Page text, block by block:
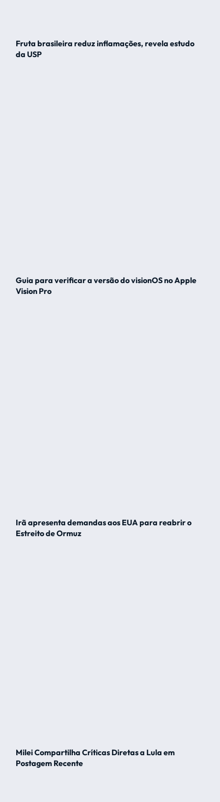
Fruta brasileira reduz inflamações, revela estudo
da USP
Guia para verificar a versão do visionOS no Apple
Vision Pro
Irã apresenta demandas aos EUA para reabrir o
Estreito de Ormuz
Milei Compartilha Críticas Diretas a Lula em
Postagem Recente